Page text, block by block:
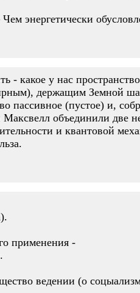
энергетически
какое у нас
держащим Земной
пассивное (пустое) и,
объединили две
и квантовой
применения -
ведении (о